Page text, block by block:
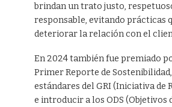
brindan un trato justo,
responsable, evitando prácticas
deteriorar la relación con el
En 2024 también fue premiado
Primer Reporte de
estándares del GRI (Iniciativa de
e introducir a los ODS (Objetivos